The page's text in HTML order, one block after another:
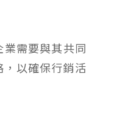
需要與其共同
以確保行銷活